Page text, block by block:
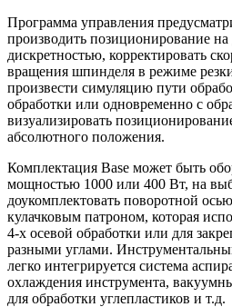
Программа управления
производить позиционирование на
дискретностью, корректировать
вращения шпинделя в режиме
произвести симуляцию пути
обработки или одновременно с
визуализировать
абсолютного положения.
Комплектация Base может быть
мощностью 1000 или 400 Вт, на
доукомплектовать поворотной
кулачковым патроном, которая
4-х осевой обработки или для
разными углами.
легко интегрируется система
охлаждения инструмента,
для обработки углепластиков и т.д.